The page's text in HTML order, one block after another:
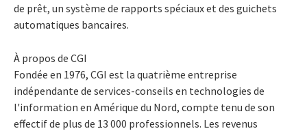
de prêt, un système de rapports spéciaux et des guichets
automatiques bancaires.
À propos de CGI
Fondée en 1976, CGI est la quatrième entreprise
indépendante de services-conseils en technologies de
l'information en Amérique du Nord, compte tenu de son
effectif de plus de 13 000 professionnels. Les revenus